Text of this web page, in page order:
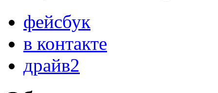
фейсбук
в контакте
драйв2